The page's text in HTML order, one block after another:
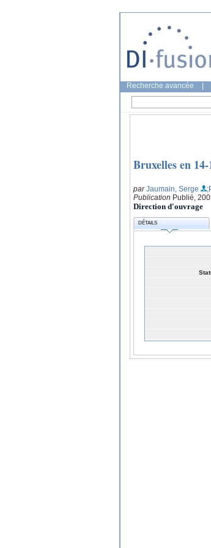
Recherche avancée
Bruxelles en
parJaumain, Serge
Publication Publié,
Direction d'ouvrage
DÉTAILS